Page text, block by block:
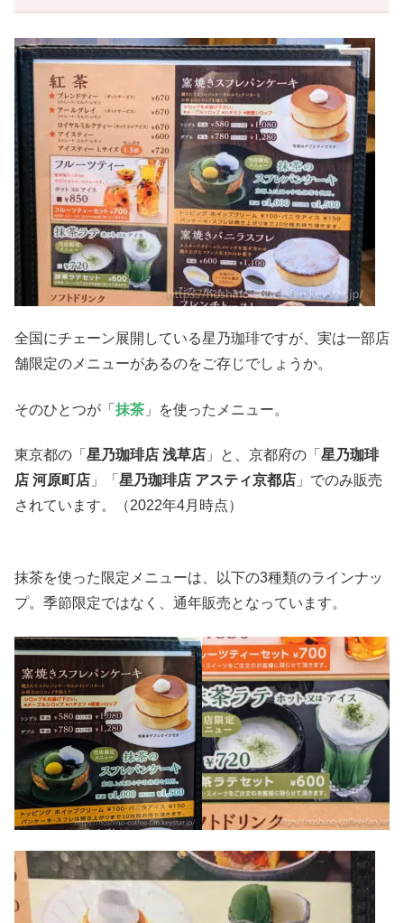
全国にチェーン展開している星乃珈琲ですが、実は一部店
舗限定のメニューがあるのをご存じでしょうか。
そのひとつが「 抹茶 」を使ったメニュー。
東京都の「 星乃珈琲店 浅草店 」と、京都府の「 星乃珈琲
店 河原町店 」「 星乃珈琲店 アスティ京都店 」でのみ販売
されています。（2022年4月時点）
抹茶を使った限定メニューは、以下の3種類のラインナッ
プ。季節限定ではなく、通年販売となっています。